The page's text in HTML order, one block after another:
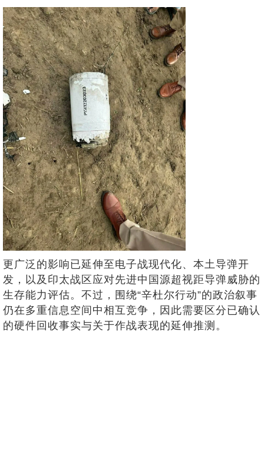
更广泛的影响已延伸至电子战现代化、本土导弹开
发，以及印太战区应对先进中国源超视距导弹威胁的
生存能力评估。不过，围绕“辛杜尔行动”的政治叙事
仍在多重信息空间中相互竞争，因此需要区分已确认
的硬件回收事实与关于作战表现的延伸推测。